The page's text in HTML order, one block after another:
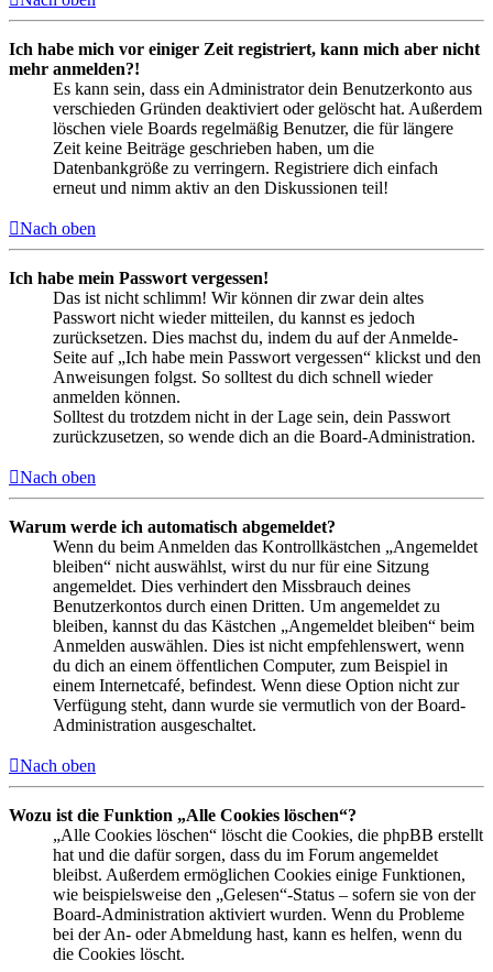
Ich habe mich vor einiger Zeit registriert, kann mich aber nicht
mehr anmelden?!
Es kann sein, dass ein Administrator dein Benutzerkonto aus
verschieden Gründen deaktiviert oder gelöscht hat. Außerdem
löschen viele Boards regelmäßig Benutzer, die für längere
Zeit keine Beiträge geschrieben haben, um die
Datenbankgröße zu verringern. Registriere dich einfach
erneut und nimm aktiv an den Diskussionen teil!
Nach oben
Ich habe mein Passwort vergessen!
Das ist nicht schlimm! Wir können dir zwar dein altes
Passwort nicht wieder mitteilen, du kannst es jedoch
zurücksetzen. Dies machst du, indem du auf der Anmelde-
Seite auf „Ich habe mein Passwort vergessen“ klickst und den
Anweisungen folgst. So solltest du dich schnell wieder
anmelden können.
Solltest du trotzdem nicht in der Lage sein, dein Passwort
zurückzusetzen, so wende dich an die Board-Administration.
Nach oben
Warum werde ich automatisch abgemeldet?
Wenn du beim Anmelden das Kontrollkästchen „Angemeldet
bleiben“ nicht auswählst, wirst du nur für eine Sitzung
angemeldet. Dies verhindert den Missbrauch deines
Benutzerkontos durch einen Dritten. Um angemeldet zu
bleiben, kannst du das Kästchen „Angemeldet bleiben“ beim
Anmelden auswählen. Dies ist nicht empfehlenswert, wenn
du dich an einem öffentlichen Computer, zum Beispiel in
einem Internetcafé, befindest. Wenn diese Option nicht zur
Verfügung steht, dann wurde sie vermutlich von der Board-
Administration ausgeschaltet.
Nach oben
Wozu ist die Funktion „Alle Cookies löschen“?
„Alle Cookies löschen“ löscht die Cookies, die phpBB erstellt
hat und die dafür sorgen, dass du im Forum angemeldet
bleibst. Außerdem ermöglichen Cookies einige Funktionen,
wie beispielsweise den „Gelesen“-Status – sofern sie von der
Board-Administration aktiviert wurden. Wenn du Probleme
bei der An- oder Abmeldung hast, kann es helfen, wenn du
die Cookies löscht.